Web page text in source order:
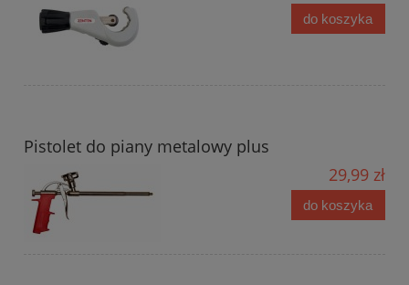
do koszyka
Pistolet do piany metalowy plus
29,99 zł
do koszyka